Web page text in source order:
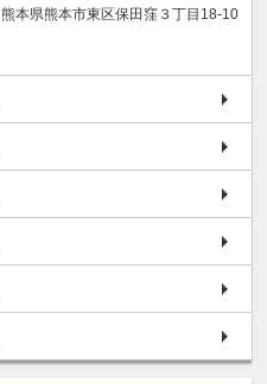
熊本県熊本市東区保田窪３丁目18-10